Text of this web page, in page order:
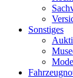
Sonstiges